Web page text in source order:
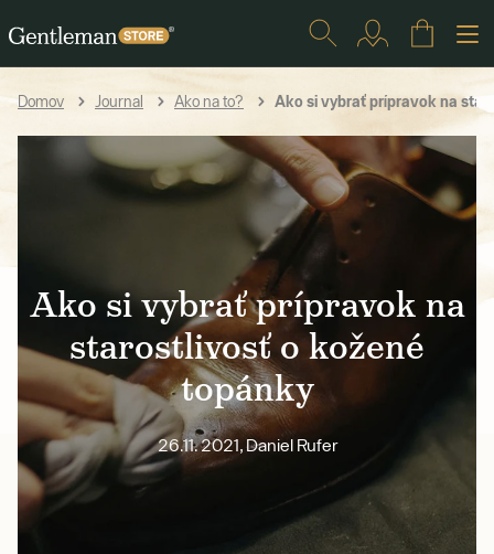
Domov Journal Ako na to? Ako si vybrať prípravok na
Ako si vybrať prípravok na
starostlivosť o kožené
topánky
26.11. 2021, Daniel Rufer